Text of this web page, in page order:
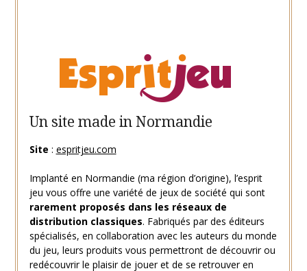
Un site made in Normandie
Site : espritjeu.com
Implanté en Normandie (ma région d’origine), l’esprit
jeu vous offre une variété de jeux de société qui sont
rarement proposés dans les réseaux de
distribution classiques. Fabriqués par des éditeurs
spécialisés, en collaboration avec les auteurs du monde
du jeu, leurs produits vous permettront de découvrir ou
redécouvrir le plaisir de jouer et de se retrouver en